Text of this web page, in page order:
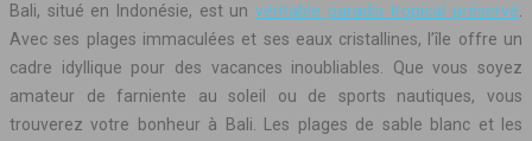
Bali, situé en Indonésie, est un véritable paradis tropical préservé.
Avec ses plages immaculées et ses eaux cristallines, l’île offre un
cadre idyllique pour des vacances inoubliables. Que vous soyez
amateur de farniente au soleil ou de sports nautiques, vous
trouverez votre bonheur à Bali. Les plages de sable blanc et les